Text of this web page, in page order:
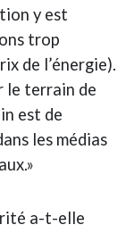
y est
trop
de l’énergie).
le terrain de
est de
les médias
a-t-elle